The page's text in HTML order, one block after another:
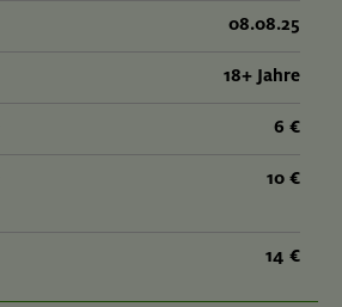
08.08.25
18+ Jahre
6 €
10 €
14 €